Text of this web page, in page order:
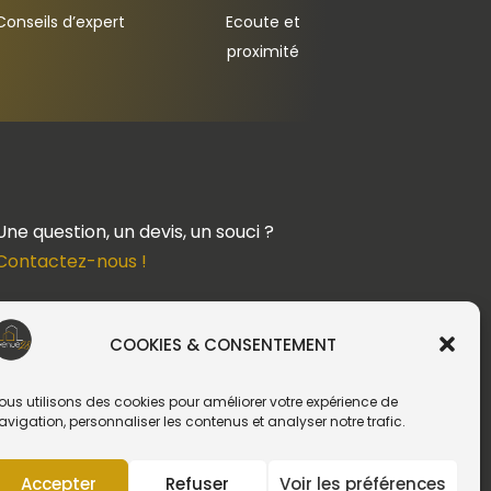
COOKIES & CONSENTEMENT
utilisons des cookies pour améliorer votre expérience de
personnaliser les contenus et analyser notre trafic.
Accepter Refuser Voir les préférences
d’expert
Ecoute et
proximité
question, un devis, un souci ?
nous !
nous
du site web :